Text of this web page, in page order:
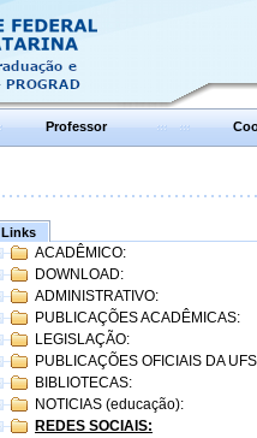
Professor
Links
ACADÊMICO:
DOWNLOAD:
ADMINISTRATIVO:
PUBLICAÇÕES ACADÊMICAS:
LEGISLAÇÃO:
PUBLICAÇÕES OFICIAIS DA
BIBLIOTECAS:
NOTICIAS (educação):
REDES SOCIAIS: